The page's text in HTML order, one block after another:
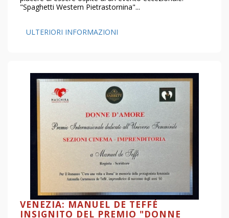
"Spaghetti Western Pietrastornina"...
ULTERIORI INFORMAZIONI
VENEZIA: MANUEL DE TEFFÉ
INSIGNITO DEL PREMIO "DONNE